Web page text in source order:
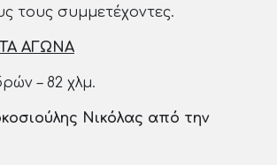
τους συμμετέχοντες.
ΑΓΩΝΑ
– 82 χλμ.
Νικόλας από την